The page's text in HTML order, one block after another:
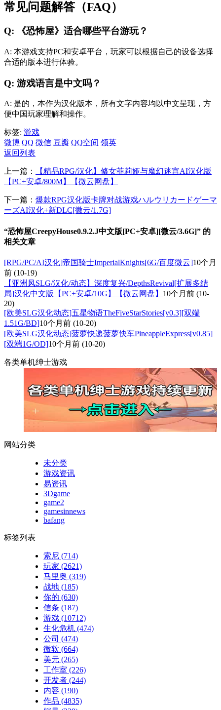
常见问题解答（FAQ）
Q: 《恐怖屋》适合哪些平台游玩？
A: 本游戏支持PC和安卓平台，玩家可以根据自己的设备选择
合适的版本进行体验。
Q: 游戏语言是中文吗？
A: 是的，本作为汉化版本，所有文字内容均以中文呈现，方
便中国玩家理解和操作。
标签: 游戏
微博 QQ 微信 豆瓣 QQ空间 领英
返回列表
上一篇：
【精品RPG/汉化】修女菲莉娅与魔幻迷宫AI汉化版
【PC+安卓/800M】【微云网盘】
下一篇： 爆款RPG汉化版卡牌对战游戏ハルウリカードゲーマ
ーズAI汉化+新DLC[微云/1.7G]
“恐怖屋CreepyHouse0.9.2.J中文版[PC+安卓][微云/3.6G]” 的
相关文章
[RPG/PC/AI汉化]帝国骑士ImperialKnights[6G/百度微云]10个月
前 (10-19)
【亚洲风SLG/汉化/动态】深度复兴/DepthsRevival[扩展多结
局]汉化中文版【PC+安卓/10G】【微云网盘】 10个月前 (10-
20)
[欧美SLG汉化动态]五星物语TheFiveStarStories[v0.3][双端
1.51G/BD]10个月前 (10-20)
[欧美SLG汉化动态]菠萝快递菠萝快车PineappleExpress[v0.85]
[双端1G/OD]10个月前 (10-20)
各类单机绅士游戏
网站分类
未分类
游戏资讯
易资讯
3Dgame
game2
gamesinnews
bafang
标签列表
索尼 (714)
玩家 (2621)
马里奥 (319)
战地 (185)
你的 (630)
信条 (187)
游戏 (10712)
生化危机 (474)
公司 (474)
微软 (664)
美元 (265)
工作室 (226)
开发者 (244)
内容 (190)
作品 (4835)